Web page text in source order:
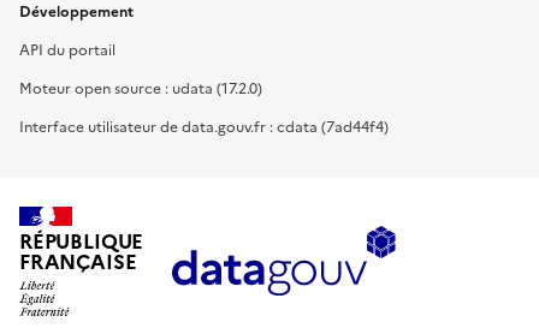
Développement
API du portail
Moteur open source : udata (17.2.0)
Interface utilisateur de data.gouv.fr : cdata (7ad44f4)
RÉPUBLIQUE
FRANÇAISE